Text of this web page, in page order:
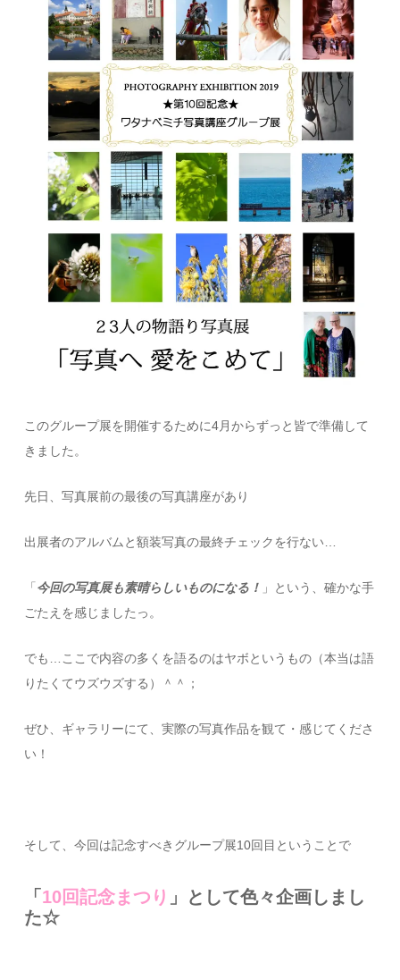
このグループ展を開催するために4月からずっと皆で準備して
きました。
先日、写真展前の最後の写真講座があり
出展者のアルバムと額装写真の最終チェックを行ない…
「 今回の写真展も素晴らしいものになる！ 」という、確かな手
ごたえを感じましたっ。
でも…ここで内容の多くを語るのはヤボというもの（本当は語
りたくてウズウズする）＾＾；
ぜひ、ギャラリーにて、実際の写真作品を観て・感じてくださ
い！
そして、今回は記念すべきグループ展10回目ということで
「 10回記念まつり 」として色々企画しまし
た☆